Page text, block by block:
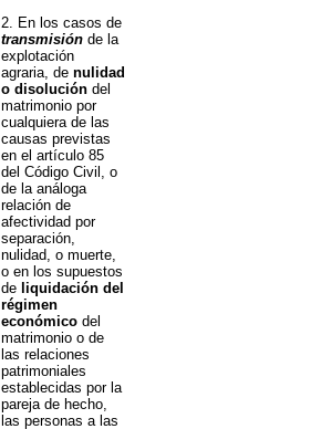
2. En los casos de
transmisión de la
explotación
agraria, de nulidad
o disolución del
matrimonio por
cualquiera de las
causas previstas
en el artículo 85
del Código Civil, o
de la análoga
relación de
afectividad por
separación,
nulidad, o muerte,
o en los supuestos
de liquidación del
régimen
económico del
matrimonio o de
las relaciones
patrimoniales
establecidas por la
pareja de hecho,
las personas a las